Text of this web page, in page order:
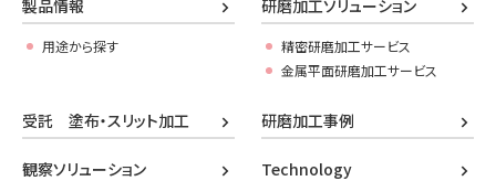
製品情報
用途から探す
研磨加工ソリューション
精密研磨加工サービス
金属平面研磨加工サービス
受託 塗布・スリット加工
観察ソリューション
研磨加工事例
Technology